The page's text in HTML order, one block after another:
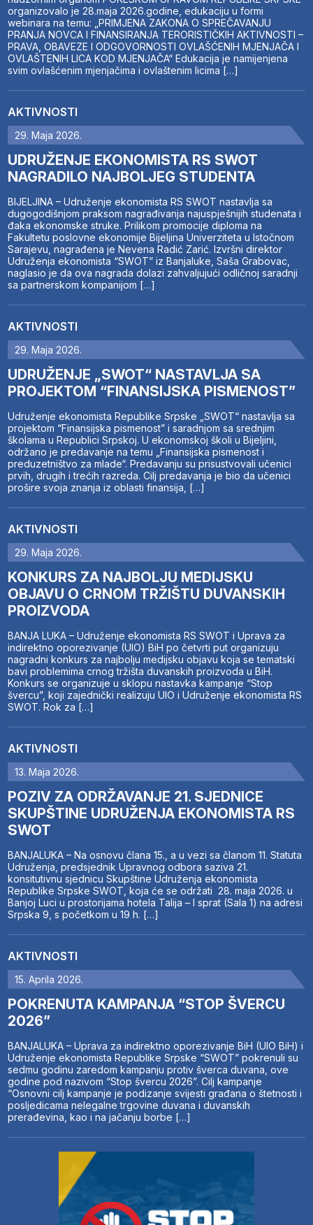
organizovalo je 28.maja 2026.godine, edukaciju u formi
webinara na temu: „PRIMJENA ZAKONA O SPREČAVANJU
PRANJA NOVCA I FINANSIRANJA TERORISTIČKIH AKTIVNOSTI –
PRAVA, OBAVEZE I ODGOVORNOSTI OVLAŠĆENIH MJENJAČA I
OVLAŠTENIH LICA KOD MJENJAČA“ Edukacija je namijenjena
svim ovlašćenim mjenjačima i ovlaštenim licima […]
AKTIVNOSTI
29. Maja 2026.
UDRUŽENJE EKONOMISTA RS SWOT
NAGRADILO NAJBOLJEG STUDENTA
BIJELJINA – Udruženje ekonomista RS SWOT nastavlja sa
dugogodišnjom praksom nagrađivanja najuspješnijih studenata i
đaka ekonomske struke. Prilikom promocije diploma na
Fakultetu poslovne ekonomije Bijeljina Univerziteta u Istočnom
Sarajevu, nagrađena je Nevena Radić Zarić. Izvršni direktor
Udruženja ekonomista “SWOT” iz Banjaluke, Saša Grabovac,
naglasio je da ova nagrada dolazi zahvaljujući odličnoj saradnji
sa partnerskom kompanijom […]
AKTIVNOSTI
29. Maja 2026.
UDRUŽENJE „SWOT“ NASTAVLJA SA
PROJEKTOM “FINANSIJSKA PISMENOST”
Udruženje ekonomista Republike Srpske „SWOT“ nastavlja sa
projektom “Finansijska pismenost” i saradnjom sa srednjim
školama u Republici Srpskoj. U ekonomskoj školi u Bijeljini,
održano je predavanje na temu „Finansijska pismenost i
preduzetništvo za mlade“. Predavanju su prisustvovali učenici
prvih, drugih i trećih razreda. Cilj predavanja je bio da učenici
prošire svoja znanja iz oblasti finansija, […]
AKTIVNOSTI
29. Maja 2026.
KONKURS ZA NAJBOLJU MEDIJSKU
OBJAVU O CRNOM TRŽIŠTU DUVANSKIH
PROIZVODA
BANJA LUKA – Udruženje ekonomista RS SWOT i Uprava za
indirektno oporezivanje (UIO) BiH po četvrti put organizuju
nagradni konkurs za najbolju medijsku objavu koja se tematski
bavi problemima crnog tržišta duvanskih proizvoda u BiH.
Konkurs se organizuje u sklopu nastavka kampanje “Stop
švercu”, koji zajednički realizuju UIO i Udruženje ekonomista RS
SWOT. Rok za […]
AKTIVNOSTI
13. Maja 2026.
POZIV ZA ODRŽAVANJE 21. SJEDNICE
SKUPŠTINE UDRUŽENJA EKONOMISTA RS
SWOT
BANJALUKA – Na osnovu člana 15., a u vezi sa članom 11. Statuta
Udruženja, predsjednik Upravnog odbora saziva 21.
konsitutivnu sjednicu Skupštine Udruženja ekonomista
Republike Srpske SWOT, koja će se održati 28. maja 2026. u
Banjoj Luci u prostorijama hotela Talija – I sprat (Sala 1) na adresi
Srpska 9, s početkom u 19 h. […]
AKTIVNOSTI
15. Aprila 2026.
POKRENUTA KAMPANJA “STOP ŠVERCU
2026”
BANJALUKA – Uprava za indirektno oporezivanje BiH (UIO BiH) i
Udruženje ekonomista Republike Srpske “SWOT” pokrenuli su
sedmu godinu zaredom kampanju protiv šverca duvana, ove
godine pod nazivom “Stop švercu 2026”. Cilj kampanje
“Osnovni cilj kampanje je podizanje svijesti građana o štetnosti i
posljedicama nelegalne trgovine duvana i duvanskih
prerađevina, kao i na jačanju borbe […]